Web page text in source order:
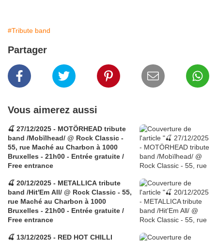
#Tribute band
Partager
Vous aimerez aussi
🍒 27/12/2025 - MOTÖRHEAD tribute
band /Mobïlhead/ @ Rock Classic -
55, rue Maché au Charbon à 1000
Bruxelles - 21h00 - Entrée gratuite /
Free entrance
🍒 20/12/2025 - METALLICA tribute
band /Hit'Em All/ @ Rock Classic - 55,
rue Maché au Charbon à 1000
Bruxelles - 21h00 - Entrée gratuite /
Free entrance
🍒 13/12/2025 - RED HOT CHILLI